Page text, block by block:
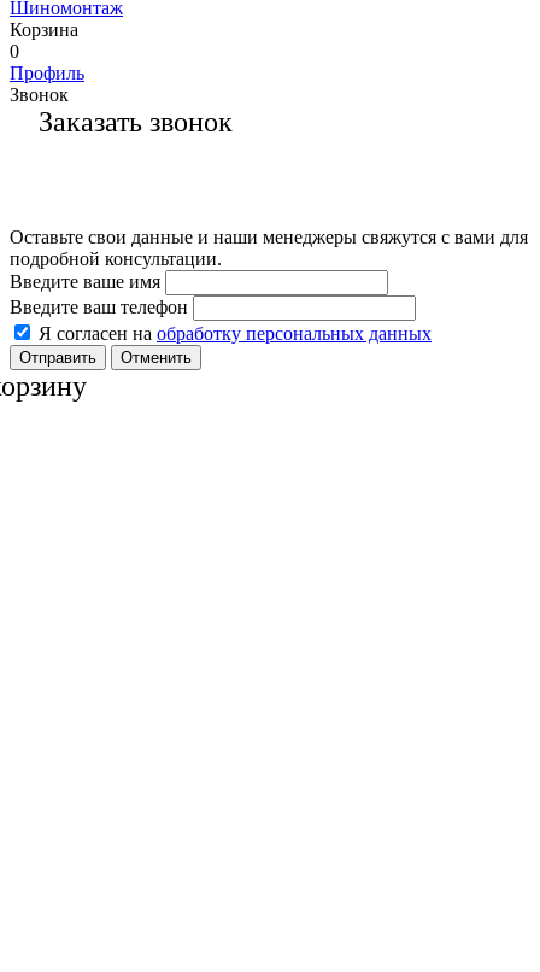
Шиномонтаж
Корзина
0
Профиль
Звонок
Заказать звонок
Оставьте свои данные и наши менеджеры свяжутся с вами для
подробной консультации.
Введите ваше имя
Введите ваш телефон
Я согласен на обработку персональных данных
Отменить